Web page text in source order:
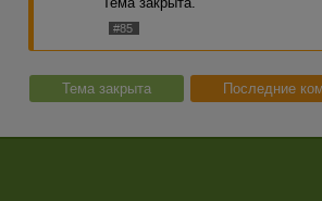
#85
Тема закрыта Последние